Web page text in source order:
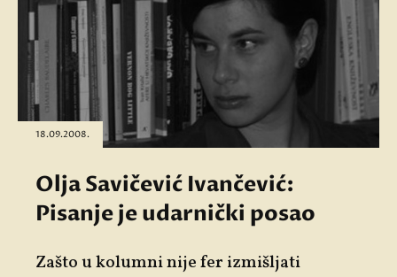
18.09.2008.
Olja Savičević Ivančević:
Pisanje je udarnički posao
Zašto u kolumni nije fer izmišljati